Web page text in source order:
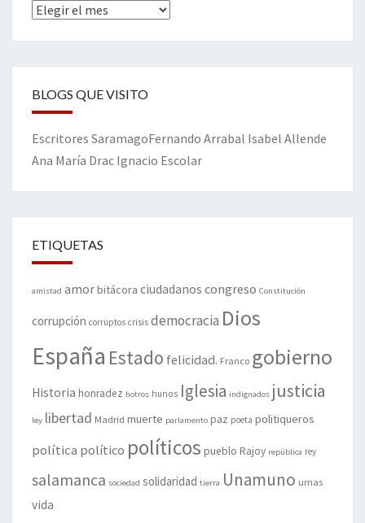
Archivos
BLOGS QUE VISITO
Escritores SaramagoFernando Arrabal Isabel Allende
Ana María Drac Ignacio Escolar
ETIQUETAS
amistad amorbitácora ciudadanos congreso Constitución
corrupción corruptos crisis democracia Dios
España Estado felicidad. Franco gobierno
Historia honradez hotros hunos Iglesia indignados justicia
ley libertad Madrid muerte parlamento paz poeta politiqueros
política político políticos pueblo Rajoy república rey
salamanca sociedad solidaridad tierra Unamuno urnas
vida